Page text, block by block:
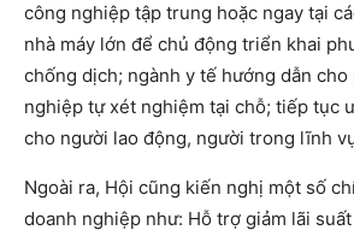
công nghiệp tập trung hoặc ngay tại
nhà máy lớn để chủ động triển khai
chống dịch; ngành y tế hướng dẫn cho
nghiệp tự xét nghiệm tại chỗ; tiếp tục
cho người lao động, người trong lĩnh
Ngoài ra, Hội cũng kiến nghị một số
doanh nghiệp như: Hỗ trợ giảm lãi